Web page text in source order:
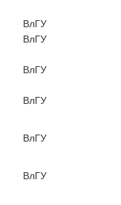
ВлГУ
ВлГУ
ВлГУ
ВлГУ
ВлГУ
ВлГУ